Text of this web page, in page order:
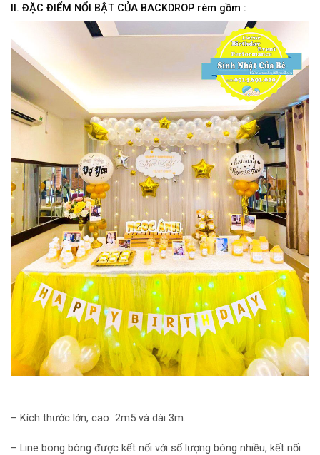
II. ĐẶC ĐIỂM NỔI BẬT CỦA BACKDROP rèm gồm :
– Kích thước lớn, cao 2m5 và dài 3m.
– Line bong bóng được kết nối với số lượng bóng nhiều, kết nối